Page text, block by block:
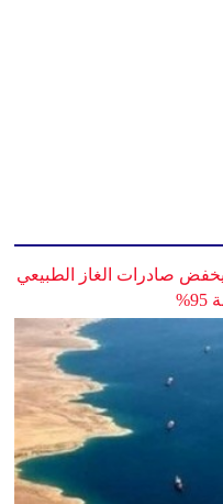
صادرات الغاز الطبيعي